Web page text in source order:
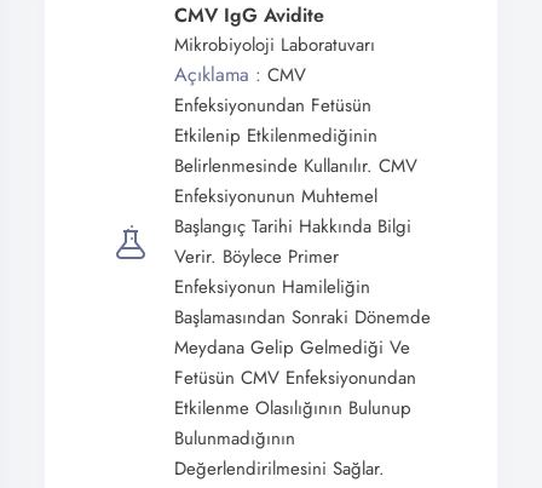
CMV IgG Avidite
Mikrobiyoloji Laboratuvarı
Açıklama : CMV
Enfeksiyonundan Fetüsün
Etkilenip Etkilenmediğinin
Belirlenmesinde Kullanılır. CMV
Enfeksiyonunun Muhtemel
Başlangıç Tarihi Hakkında Bilgi
Verir. Böylece Primer
Enfeksiyonun Hamileliğin
Başlamasından Sonraki Dönemde
Meydana Gelip Gelmediği Ve
Fetüsün CMV Enfeksiyonundan
Etkilenme Olasılığının Bulunup
Bulunmadığının
Değerlendirilmesini Sağlar.